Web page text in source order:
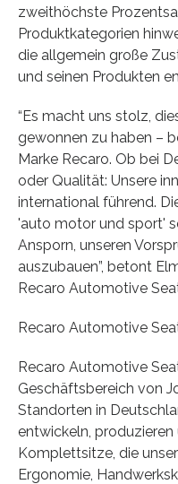
zweithöchste
Produktkategorien
die allgemein große
und seinen Produkten
“Es macht uns stolz,
gewonnen zu haben –
Marke Recaro. Ob bei
oder Qualität: Unsere
international führend.
'auto motor und sport'
Ansporn, unseren
auszubauen”, betont
Recaro Automotive
Recaro Automotive
Recaro Automotive
Geschäftsbereich von
Standorten in
entwickeln,
Komplettsitze, die
Ergonomie,